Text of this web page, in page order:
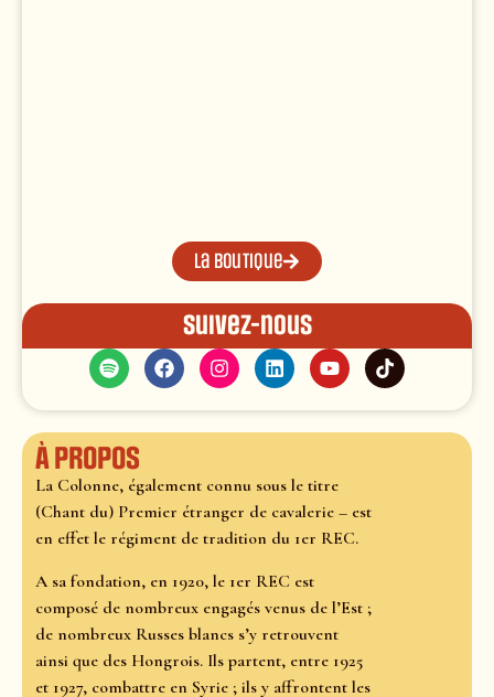
La boutique
Suivez-nous
À propos
La Colonne, également connu sous le titre
(Chant du) Premier étranger de cavalerie – est
en effet le régiment de tradition du 1er REC.
A sa fondation, en 1920, le 1er REC est
composé de nombreux engagés venus de l’Est ;
de nombreux Russes blancs s’y retrouvent
ainsi que des Hongrois. Ils partent, entre 1925
et 1927, combattre en Syrie ; ils y affrontent les